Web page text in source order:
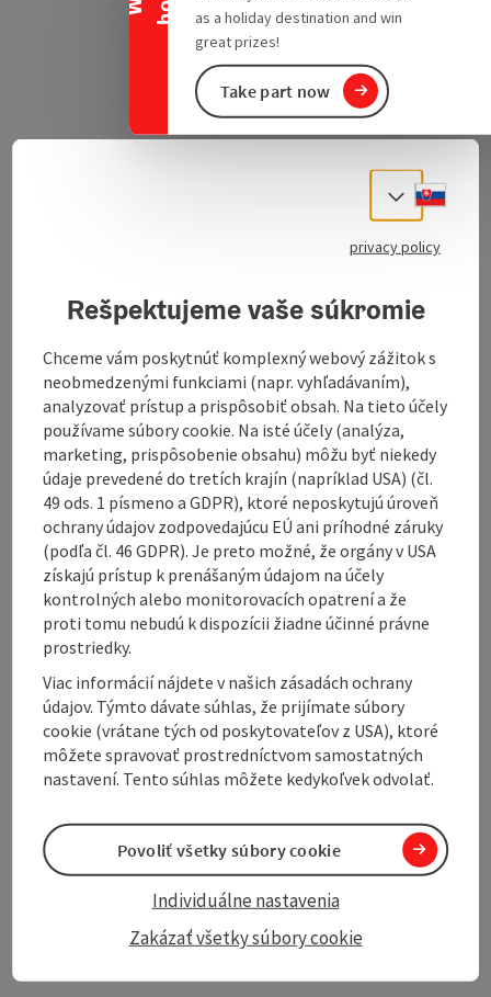
as a holiday destination and win
great prizes!
Take part now
Hiking tour in Helpfau- Uttendorf
Tour and route information
Arrival
Suitability
Accessibility
To the website
Select
privacy policy
Rešpektujeme vaše súkromie
Chceme vám poskytnúť komplexný webový zážitok s
neobmedzenými funkciami (napr. vyhľadávaním),
analyzovať prístup a prispôsobiť obsah. Na tieto účely
používame súbory cookie. Na isté účely (analýza,
marketing, prispôsobenie obsahu) môžu byť niekedy
údaje prevedené do tretích krajín (napríklad USA) (čl.
49 ods. 1 písmeno a GDPR), ktoré neposkytujú úroveň
ochrany údajov zodpovedajúcu EÚ ani príhodné záruky
(podľa čl. 46 GDPR). Je preto možné, že orgány v USA
získajú prístup k prenášaným údajom na účely
kontrolných alebo monitorovacích opatrení a že
proti tomu nebudú k dispozícii žiadne účinné právne
prostriedky.
Viac informácií nájdete v našich zásadách ochrany
údajov. Týmto dávate súhlas, že prijímate súbory
cookie (vrátane tých od poskytovateľov z USA), ktoré
môžete spravovať prostredníctvom samostatných
nastavení. Tento súhlas môžete kedykoľvek odvolať.
Zakázať všetky súbory cookie
Individuálne nastavenia
Povoliť všetky súbory cookie